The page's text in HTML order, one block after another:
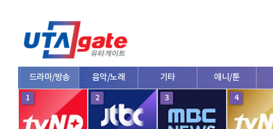
드라마/방송 음악/노래 기타 애니/툰
1 2 3 4